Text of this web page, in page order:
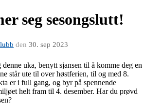
seg sesongslutt!
den 30. sep 2023
uka, benytt sjansen til å komme deg en
står ute til over høstferien, til og med 8.
er i full gang, og byr på spennende
helt fram til 4. desember. Har du prøvd